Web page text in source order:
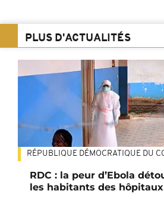
PLUS D'ACTUALITÉS
RÉPUBLIQUE DÉMOCRATIQUE DU
RDC : la peur d’Ebola
les habitants des hôpitaux